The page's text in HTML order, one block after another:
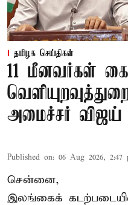
தமிழக செய்திகள்
11 மீனவர்கள்
அமைச்சர் விஜய்
Published on: 06 Aug 2026, 2:47
சென்னை,
இலங்கைக்